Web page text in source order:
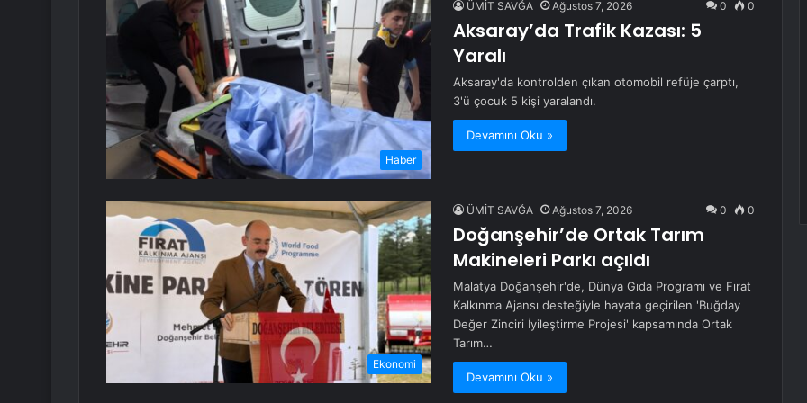
Haber
ÜMİT SAVĞA Ağustos 7, 2026 0 0
Aksaray’da Trafik Kazası: 5
Yaralı
Aksaray'da kontrolden çıkan otomobil refüje çarptı,
3'ü çocuk 5 kişi yaralandı.
Devamını Oku »
Ekonomi
ÜMİT SAVĞA Ağustos 7, 2026 0 0
Doğanşehir’de Ortak Tarım
Makineleri Parkı açıldı
Malatya Doğanşehir'de, Dünya Gıda Programı ve Fırat
Kalkınma Ajansı desteğiyle hayata geçirilen 'Buğday
Değer Zinciri İyileştirme Projesi' kapsamında Ortak
Tarım…
Devamını Oku »